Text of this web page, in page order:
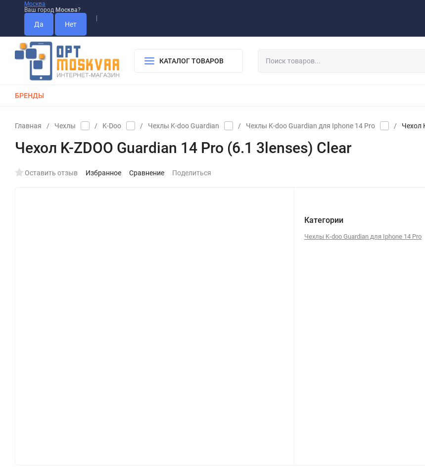
Москва
Ваш город Москва?
КАТАЛОГ ТОВАРОВ
БРЕНДЫ
Главная / Чехлы / K-Doo / Чехлы K-doo Guardian / Чехлы K-doo Guardian для Iphone 14 Pro / Чехол
Чехол K-ZDOO Guardian 14 Pro (6.1 3lenses) Clear
Оставить отзыв Избранное Сравнение Поделиться
Категории
Чехлы K-doo Guardian для Iphone 14 Pro